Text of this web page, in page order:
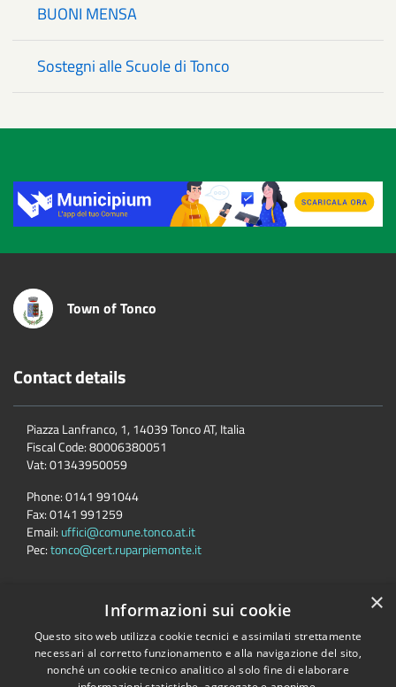
BUONI MENSA
Sostegni alle Scuole di Tonco
Title
Town of Tonco
Contact details
Piazza Lanfranco, 1, 14039 Tonco AT, Italia
Fiscal Code:80006380051
Vat:01343950059
Phone:0141 991044
Fax:0141 991259
Email: uffici@comune.tonco.at.it
Pec:tonco@cert.ruparpiemonte.it
Dichiarazione di accessibilità
Comune convenzionatoAstigov
×
Informazioni sui cookie
Questo sito web utilizza cookie tecnici e assimilati strettamente
necessari al corretto funzionamento e alla navigazione del sito,
nonché un cookie tecnico analitico al solo fine di elaborare